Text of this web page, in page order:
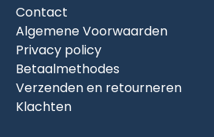
Contact
Algemene Voorwaarden
Privacy policy
Betaalmethodes
Verzenden en retourneren
Klachten